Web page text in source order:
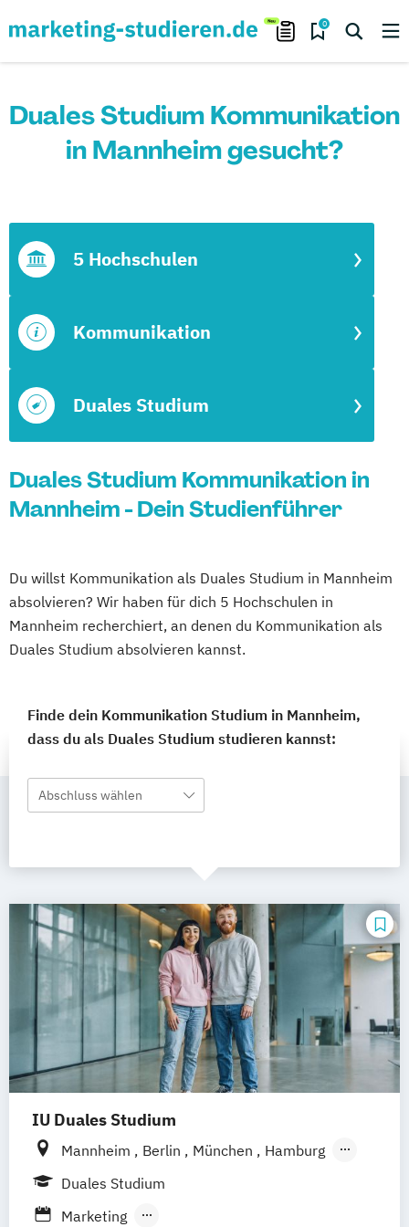
0
Duales Studium Kommunikation
in Mannheim gesucht?
Duales Studium
Kommunikation
5 Hochschulen
Duales Studium Kommunikation in
Mannheim - Dein Studienführer
Du willst Kommunikation als Duales Studium in Mannheim
absolvieren? Wir haben für dich 5 Hochschulen in
Mannheim recherchiert, an denen du Kommunikation als
Duales Studium absolvieren kannst.
Finde dein Kommunikation Studium in Mannheim,
dass du als Duales Studium studieren kannst:
Abschluss wählen
IU Duales Studium
Mannheim Berlin München
Hamburg
Frankfurt am Main
Duales Studium
Marketing